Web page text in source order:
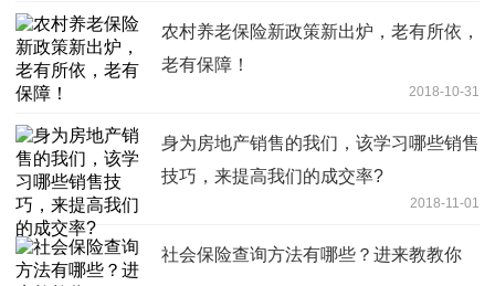
农村养老保险新政策新出炉，老有所依，
老有保障！
2018-10-31
身为房地产销售的我们，该学习哪些销售
技巧，来提高我们的成交率?
2018-11-01
社会保险查询方法有哪些？进来教教你